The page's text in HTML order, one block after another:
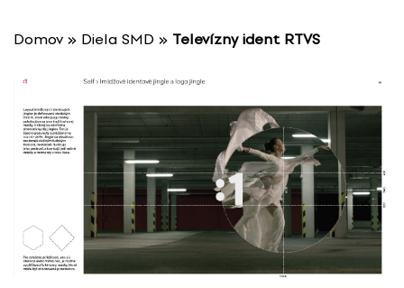
Domov » Diela SMD » Televízny ident RTVS